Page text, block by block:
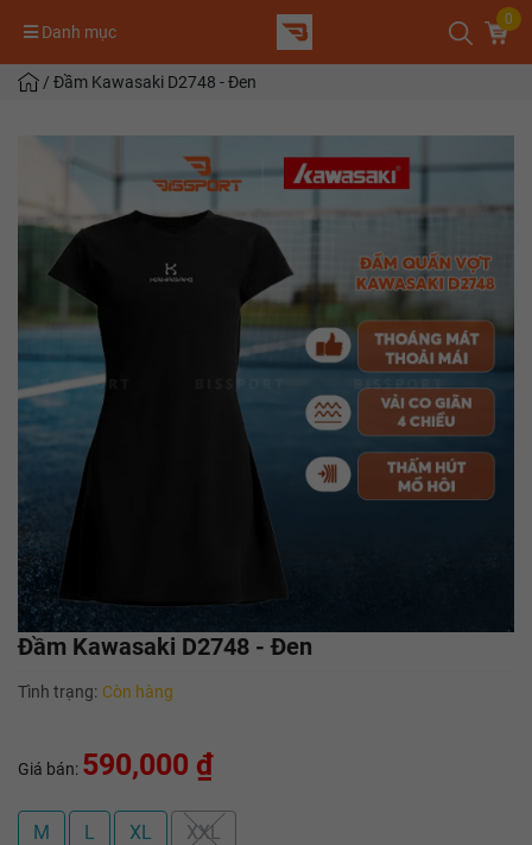
Danh mục
0
/ Đầm Kawasaki D2748 - Đen
Đầm Kawasaki D2748 - Đen
Tình trạng: Còn hàng
Giá bán: 590,000 ₫
M L XL XXL